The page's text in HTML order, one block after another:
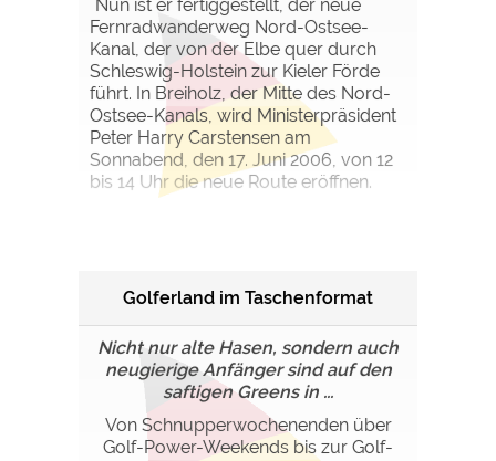
Nun ist er fertiggestellt, der neue
Fernradwanderweg Nord-Ostsee-
Kanal, der von der Elbe quer durch
Schleswig-Holstein zur Kieler Förde
führt. In Breiholz, der Mitte des Nord-
Ostsee-Kanals, wird Ministerpräsident
Peter Harry Carstensen am
Sonnabend, den 17. Juni 2006, von 12
bis 14 Uhr die neue Route eröffnen.
Golferland im Taschenformat
Nicht nur alte Hasen, sondern auch
neugierige Anfänger sind auf den
saftigen Greens in ...
Von Schnupperwochenenden über
Golf-Power-Weekends bis zur Golf-